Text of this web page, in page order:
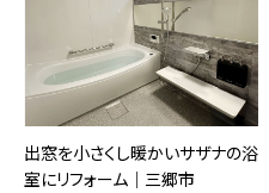
出窓を小さくし暖かいサザナの浴
室にリフォーム｜三郷市